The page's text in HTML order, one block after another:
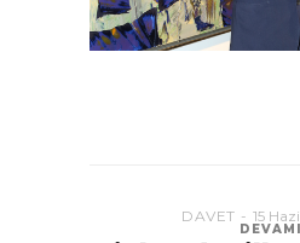
DEVAMI
DAVET 15